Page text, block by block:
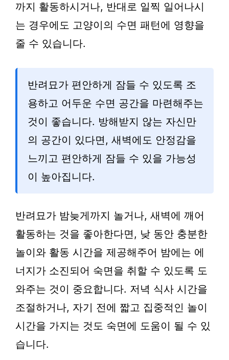
까지 활동하시거나, 반대로 일찍 일어나시
는 경우에도 고양이의 수면 패턴에 영향을
줄 수 있습니다.
반려묘가 편안하게 잠들 수 있도록 조
용하고 어두운 수면 공간을 마련해주는
것이 좋습니다. 방해받지 않는 자신만
의 공간이 있다면, 새벽에도 안정감을
느끼고 편안하게 잠들 수 있을 가능성
이 높아집니다.
반려묘가 밤늦게까지 놀거나, 새벽에 깨어
활동하는 것을 좋아한다면, 낮 동안 충분한
놀이와 활동 시간을 제공해주어 밤에는 에
너지가 소진되어 숙면을 취할 수 있도록 도
와주는 것이 중요합니다. 저녁 식사 시간을
조절하거나, 자기 전에 짧고 집중적인 놀이
시간을 가지는 것도 숙면에 도움이 될 수 있
습니다.